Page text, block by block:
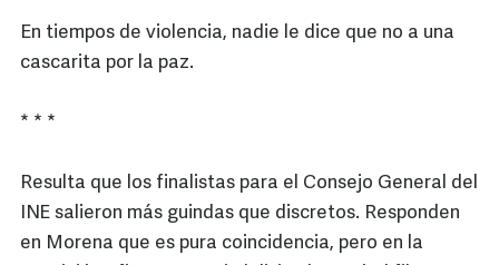
En tiempos de violencia, nadie le dice que no a una
cascarita por la paz.
* * *
Resulta que los finalistas para el Consejo General del
INE salieron más guindas que discretos. Responden
en Morena que es pura coincidencia, pero en la